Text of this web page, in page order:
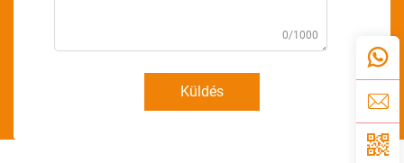
0/1000
Küldés